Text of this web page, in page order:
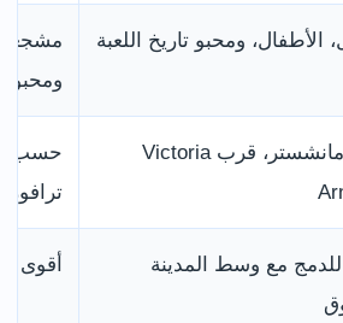
الأطفال، ومحبو تاريخ اللعبة
مشجعو
ومحبو
وسط مانشستر، قرب Victoria
حسب
مع وسط المدينة
أقوى